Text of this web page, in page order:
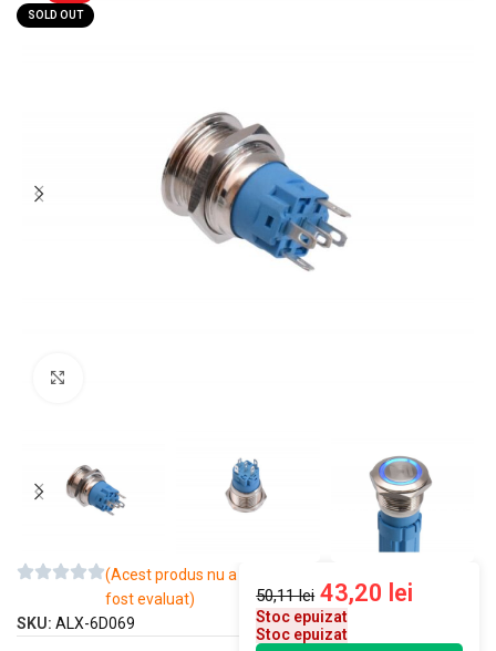
SOLD OUT
(Acest produs nu a
fost evaluat)
SKU: ALX-6D069
50,11lei 43,20 lei
Stoc epuizat
Stoc epuizat